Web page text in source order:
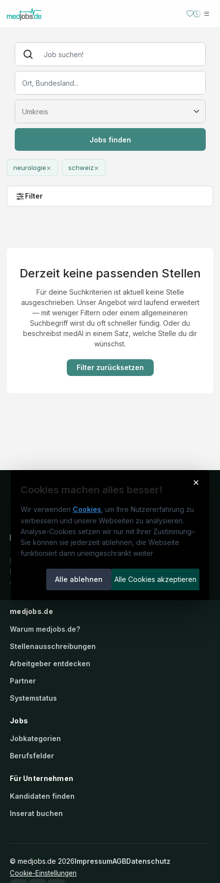
Jobs finden
neurologie× schweiz×
Filter
Derzeit keine passenden Stellen
Für deine Suchkriterien ist aktuell keine Stelle
ausgeschrieben. Unser Angebot wird laufend erweitert
— mit weniger Filtern oder einem allgemeineren
Suchbegriff wirst du oft schneller fündig. Oder du
beschreibst medAI in einem Satz, welche Stelle du dir
wünschst.
Filter zurücksetzen
×
Cookies machen alles besser!
Wir verwenden Cookies , um Ihre Nutzererfahrung zu
verbessern und unsere Webseiten zu analysieren.
Analyse-Cookies setzen wir nur mit Ihrer Zustimmung–
Sie können sie jederzeit ablehnen, die Webseite
funktioniert dann uneingeschränkt weiter
Alle ablehnen Alle Cookies akzeptieren
Deutschlands medizinisches
Karriereportal.Ein Service der
candidatis GmbH.
medjobs.de
Warum medjobs.de?
Stellenausschreibungen
Arbeitgeber entdecken
Partner
Systemstatus
Jobs
Jobkategorien
Berufsfelder
Für Unternehmen
Kandidaten finden
Inserat buchen
© medjobs.de 2026ImpressumAGBDatenschutz
Cookie-Einstellungen